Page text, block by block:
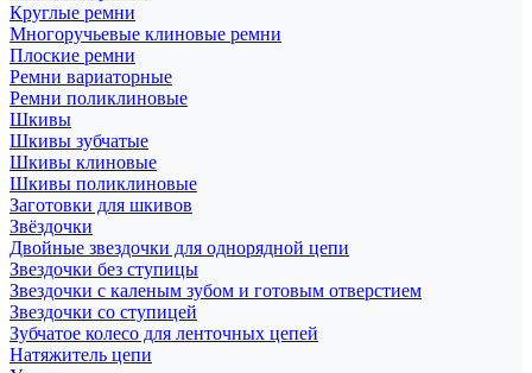
Круглые ремни
Многоручьевые клиновые ремни
Плоские ремни
Ремни вариаторные
Ремни поликлиновые
Шкивы
Шкивы зубчатые
Шкивы клиновые
Шкивы поликлиновые
Заготовки для шкивов
Звёздочки
Двойные звездочки для однорядной цепи
Звездочки без ступицы
Звездочки с каленым зубом и готовым отверстием
Звездочки со ступицей
Зубчатое колесо для ленточных цепей
Натяжитель цепи